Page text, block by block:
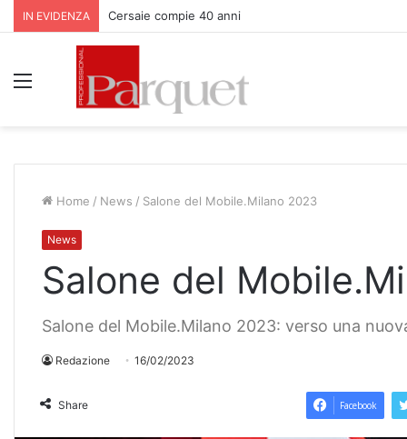
IN EVIDENZA Parquet Bauwerk all’Apfelhotel Torgglerhof in Val
Home / News / Salone del Mobile.Milano 2023
News
Salone del
Salone del Mobile.Milano 2023: verso una
Redazione 16/02/2023
Share Facebook